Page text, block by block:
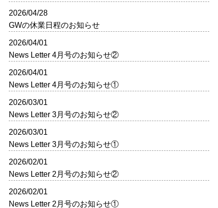
2026/04/28
GWの休業日程のお知らせ
2026/04/01
News Letter 4月号のお知らせ②
2026/04/01
News Letter 4月号のお知らせ①
2026/03/01
News Letter 3月号のお知らせ②
2026/03/01
News Letter 3月号のお知らせ①
2026/02/01
News Letter 2月号のお知らせ②
2026/02/01
News Letter 2月号のお知らせ①